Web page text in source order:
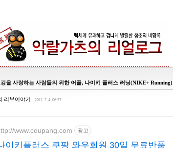
깅을 사랑하는 사람들의 위한 어플, 나이키 플러스 러닝(NIKE+ Running)
리뷰이야기 2012. 7. 4. 06:33
www.coupang.com 광고
이키플러스 쿠팡 와우회원 30일 무료반품